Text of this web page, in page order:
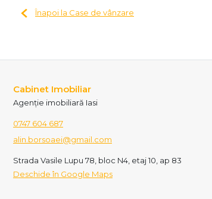
Înapoi la Case de vânzare
Cabinet Imobiliar
Agenție imobiliară Iasi
0747 604 687
alin.borsoaei@gmail.com
Strada Vasile Lupu 78, bloc N4, etaj 10, ap 83
Deschide în Google Maps